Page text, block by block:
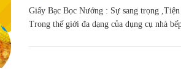
Giấy Bạc Bọc Nướng : Sự sang trọng
Trong thế giới đa dạng của dụng cụ nhà